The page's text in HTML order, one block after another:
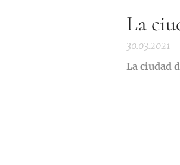
La
30.03.2021
La ciudad